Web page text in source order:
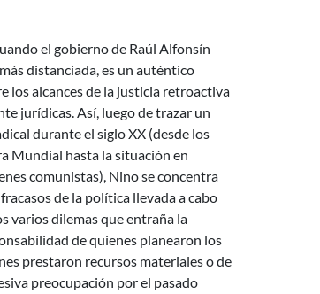
el gobierno de Raúl Alfonsín
distanciada, es un auténtico
los alcances de la justicia retroactiva
jurídicas. Así, luego de trazar un
durante el siglo XX (desde los
Mundial hasta la situación en
comunistas), Nino se concentra
de la política llevada a cabo
varios dilemas que entraña la
de quienes planearon los
prestaron recursos materiales o de
preocupación por el pasado